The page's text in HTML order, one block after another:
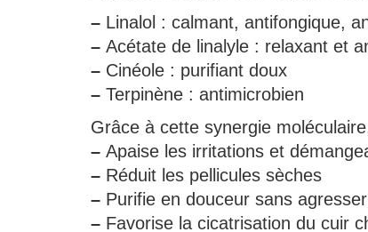
– Linalol : calmant, antifongique,
– Acétate de linalyle : relaxant et
– Cinéole : purifiant doux
– Terpinène : antimicrobien
Grâce à cette synergie
– Apaise les irritations et
– Réduit les pellicules sèches
– Purifie en douceur sans agresser
– Favorise la cicatrisation du cuir